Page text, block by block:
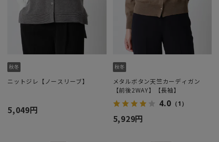
ニットジレ【ノースリーブ】
5,049円
メタルボタン天竺カーディガン
【前後2WAY】【長袖】
4.0 （1）
5,929円